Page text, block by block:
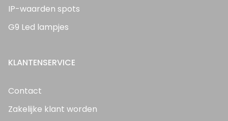
IP-waarden spots
G9 Led lampjes
KLANTENSERVICE
Contact
Zakelijke klant worden